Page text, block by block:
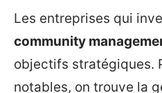
Les entreprises qui
community
objectifs stratégiques.
notables, on trouve la